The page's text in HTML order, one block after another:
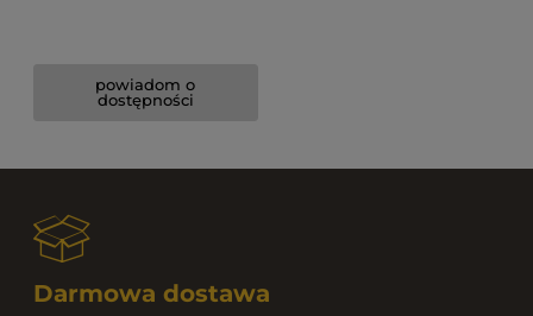
powiadom o
dostępności
Darmowa dostawa